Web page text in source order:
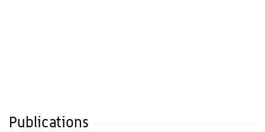
Publications